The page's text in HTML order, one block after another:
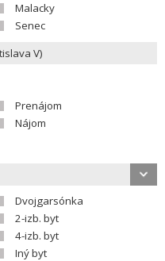
Malacky
Senec
Prenájom
Nájom
Dvojgarsónka
2-izb. byt
4-izb. byt
Iný byt